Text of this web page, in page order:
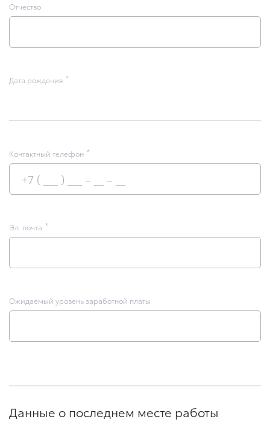
Отчество
Дата рождения
Контактный телефон
Эл. почта
Ожидаемый уровень заработной платы
Данные о последнем месте работы